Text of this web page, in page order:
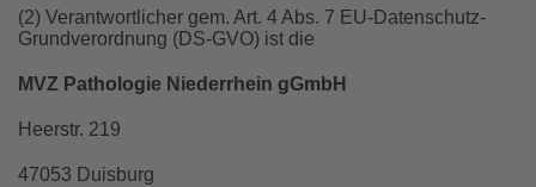
(2) Verantwortlicher gem. Art. 4 Abs. 7 EU-Datenschutz-
Grundverordnung (DS-GVO) ist die
MVZ Pathologie Niederrhein gGmbH
Heerstr. 219
47053 Duisburg